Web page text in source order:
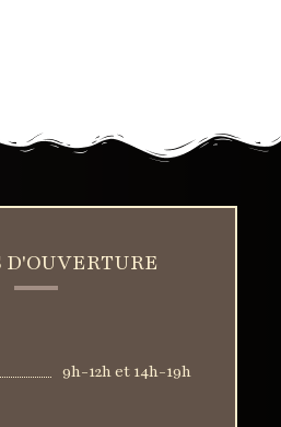
D'OUVERTURE
9h-12h et 14h-19h